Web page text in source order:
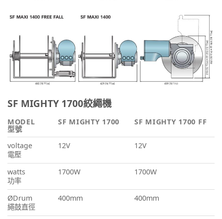
SF MIGHTY 1700絞繩機
MODEL
型號
SF MIGHTY 1700 SF MIGHTY 1700 FF
voltage
電壓
12V 12V
watts
功率
1700W 1700W
ØDrum
繩鼓直徑
400mm 400mm